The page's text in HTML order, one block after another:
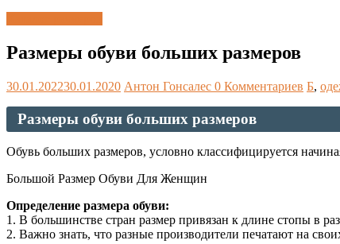
Размеры обуви больших размеров
30.01.202230.01.2020 Антон Гонсалес 0 Комментариев Б,
Размеры обуви больших размеров
Обувь больших размеров, условно классифицируется
Большой Размер Обуви Для Женщин
Определение размера обуви:
1. В большинстве стран размер привязан к длине стопы в
2. Важно знать, что разные производители печатают на